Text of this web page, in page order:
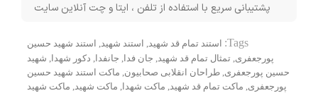
پشتیبانی سریع با استفاده از تلفن ، ایتا و چت آنلاین سایت
Tags: استند تمام قد شهید, استند شهید, استند شهید حسین
پورجعفری, تمثال تمام قد شهید, جان فدا , جانفدا , دکور شهدا , شهید
حسین پورجعفری, طراحان انقلابی صحابیون, ماکت استند شهید حسین
پورجعفری, ماکت تمام قد شهید, ماکت شهدا , ماکت شهید, ماکت شهید